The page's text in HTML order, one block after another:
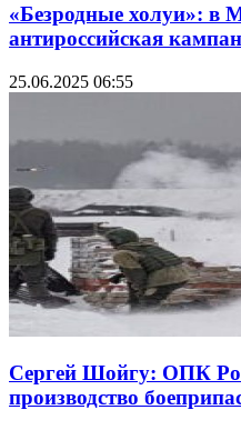
«Безродные холуи»: в
антироссийская
25.06.2025 06:55
Сергей Шойгу: ОПК
производство